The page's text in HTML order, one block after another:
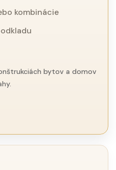
kombinácie
bytov a domov